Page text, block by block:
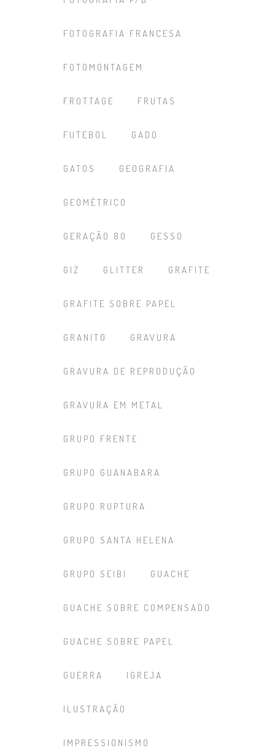
FOTOGRAFIA FRANCESA
FOTOMONTAGEM
FROTTAGE FRUTAS
FUTEBOL GADO
GATOS GEOGRAFIA
GEOMÉTRICO
GERAÇÃO 80 GESSO
GIZ GLITTER GRAFITE
GRAFITE SOBRE PAPEL
GRANITO GRAVURA
GRAVURA DE REPRODUÇÃO
GRAVURA EM METAL
GRUPO FRENTE
GRUPO GUANABARA
GRUPO RUPTURA
GRUPO SANTA HELENA
GRUPO SEIBI GUACHE
GUACHE SOBRE COMPENSADO
GUACHE SOBRE PAPEL
GUERRA IGREJA
ILUSTRAÇÃO
IMPRESSIONISMO